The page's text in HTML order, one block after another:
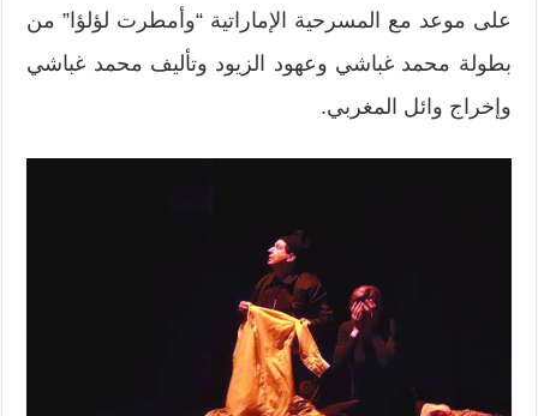
على موعد مع المسرحية الإماراتية “وأمطرت لؤلؤا” من
بطولة محمد غباشي وعهود الزيود وتأليف محمد غباشي
وإخراج وائل المغربي.